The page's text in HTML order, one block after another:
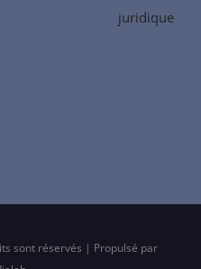
juridique
sont réservés | Propulsé par